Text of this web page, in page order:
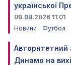
української
08.08.2026 11:01
Новини
Футбол
Авторитетний
Динамо на